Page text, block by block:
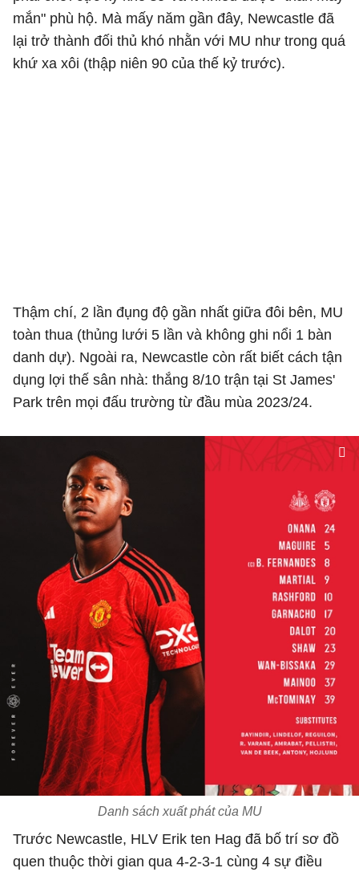
mắn" phù hộ. Mà mấy năm gần đây, Newcastle đã
lại trở thành đối thủ khó nhằn với MU như trong quá
khứ xa xôi (thập niên 90 của thế kỷ trước).
Thậm chí, 2 lần đụng độ gần nhất giữa đôi bên, MU
toàn thua (thủng lưới 5 lần và không ghi nổi 1 bàn
danh dự). Ngoài ra, Newcastle còn rất biết cách tận
dụng lợi thế sân nhà: thắng 8/10 trận tại St James'
Park trên mọi đấu trường từ đầu mùa 2023/24.
Danh sách xuất phát của MU
Trước Newcastle, HLV Erik ten Hag đã bố trí sơ đồ
quen thuộc thời gian qua 4-2-3-1 cùng 4 sự điều